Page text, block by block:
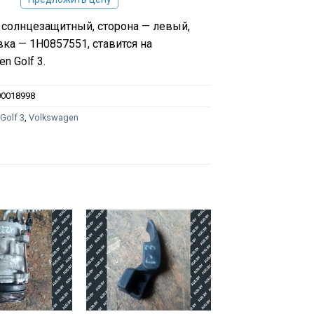
сторона — левый,
— 1H0857551, ставится на
Golf 3.
Golf 3 ,Volkswagen